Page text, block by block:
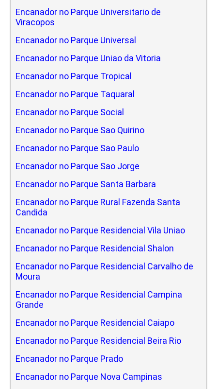
Encanador no Parque Universitario de
Viracopos
Encanador no Parque Universal
Encanador no Parque Uniao da Vitoria
Encanador no Parque Tropical
Encanador no Parque Taquaral
Encanador no Parque Social
Encanador no Parque Sao Quirino
Encanador no Parque Sao Paulo
Encanador no Parque Sao Jorge
Encanador no Parque Santa Barbara
Encanador no Parque Rural Fazenda Santa
Candida
Encanador no Parque Residencial Vila Uniao
Encanador no Parque Residencial Shalon
Encanador no Parque Residencial Carvalho de
Moura
Encanador no Parque Residencial Campina
Grande
Encanador no Parque Residencial Caiapo
Encanador no Parque Residencial Beira Rio
Encanador no Parque Prado
Encanador no Parque Nova Campinas